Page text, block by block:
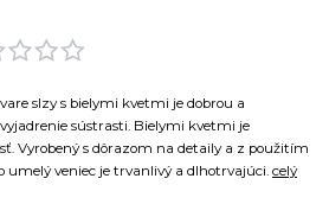
slzy s bielymi kvetmi je dobrou a
sústrasti. Bielymi kvetmi je
Vyrobený s dôrazom na detaily a z použitím
veniec je trvanlivý a dlhotrvajúci. celý